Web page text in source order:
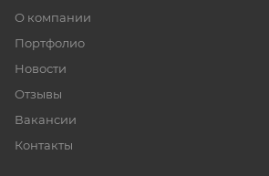
О компании
Портфолио
Новости
Отзывы
Вакансии
Контакты